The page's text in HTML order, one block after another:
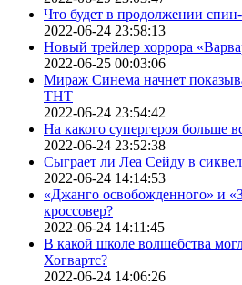
Что будет в продолжении
2022-06-24 23:58:13
Новый трейлер хоррора
2022-06-25 00:03:06
Мираж Синема начнет
ТНТ
2022-06-24 23:54:42
На какого супергероя больше
2022-06-24 23:52:38
Сыграет ли Леа Сейду в
2022-06-24 14:14:53
«Джанго освобожденного» и
кроссовер?
2022-06-24 14:11:45
В какой школе волшебства
Хогвартс?
2022-06-24 14:06:26